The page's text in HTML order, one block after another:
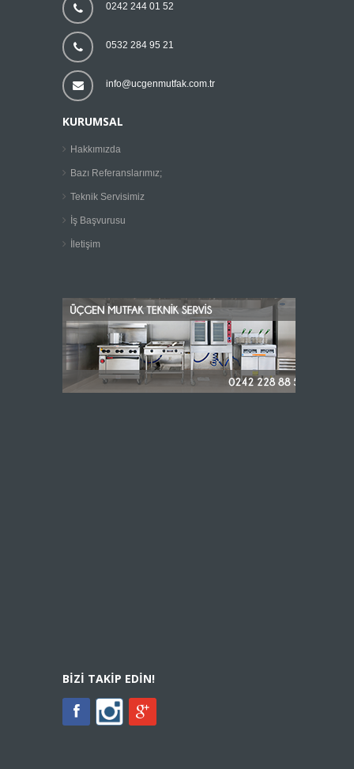
0242 244 01 52
0532 284 95 21
info@ucgenmutfak.com.tr
KURUMSAL
Hakkımızda
Bazı Referanslarımız;
Teknik Servisimiz
İş Başvurusu
İletişim
BIZI TAKIP EDIN!